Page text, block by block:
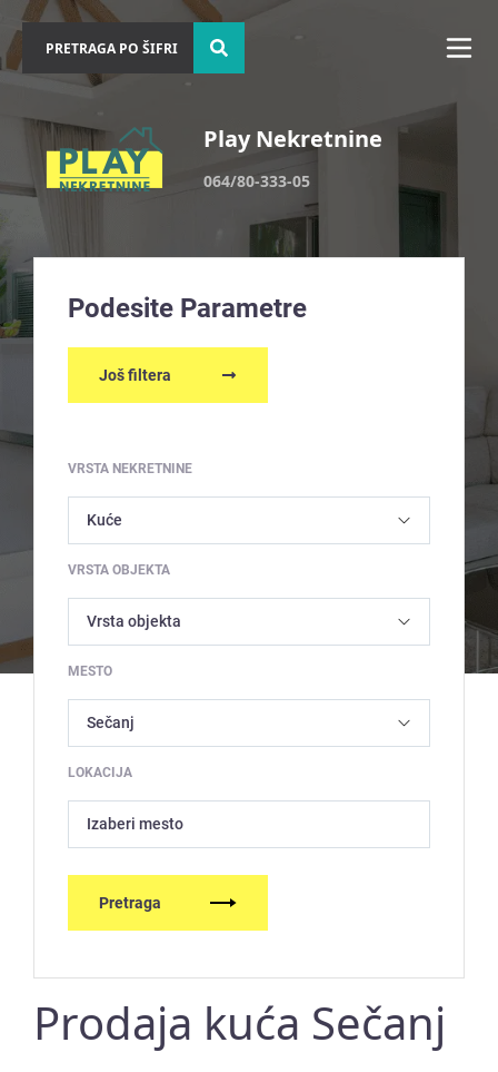
Play Nekretnine
064/80-333-05
Podesite Parametre
Još filtera
VRSTA NEKRETNINE
VRSTA OBJEKTA
MESTO
LOKACIJA
Izaberi mesto
Pretraga
Prodaja kuća Sečanj